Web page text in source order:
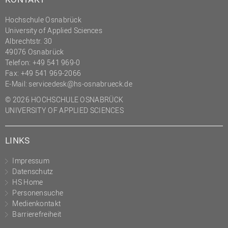
Prozessmanagement
Recht
Science to Business GmbH
Studierendensekretariat
Transfer- und
Hochschule Osnabrück
University of Applied Sciences
Albrechtstr. 30
49076 Osnabrück
Telefon: +49 541 969-0
Fax: +49 541 969-2066
E-Mail: servicedesk@hs-osnabrueck.de
© 2026 HOCHSCHULE OSNABRÜCK
UNIVERSITY OF APPLIED SCIENCES
LINKS
Impressum
Datenschutz
HS Home
Personensuche
Medienkontakt
Barrierefreiheit